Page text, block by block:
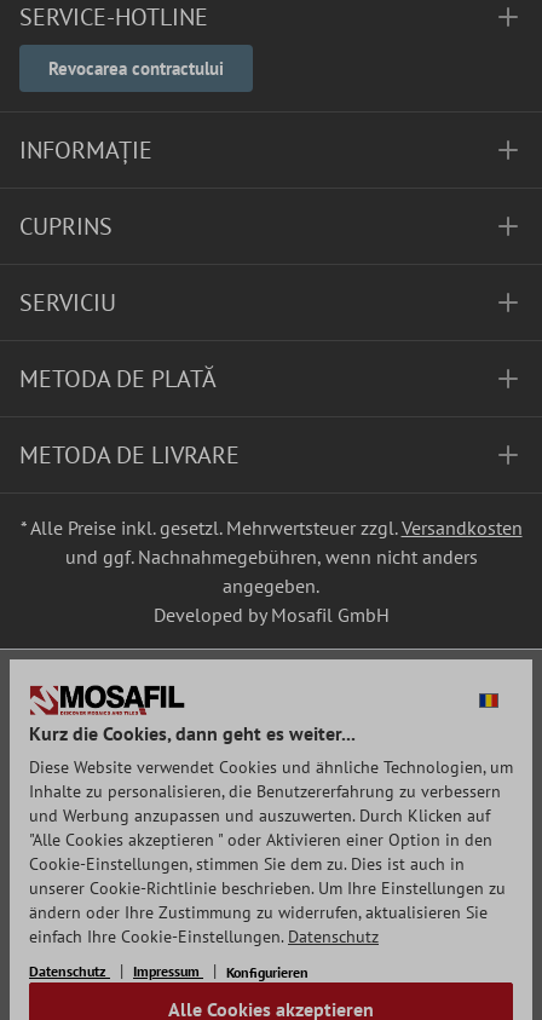
SERVICE-HOTLINE
Revocarea contractului
INFORMAȚIE
CUPRINS
SERVICIU
METODA DE PLATĂ
METODA DE LIVRARE
* Alle Preise inkl. gesetzl. Mehrwertsteuer zzgl.Versandkosten
und ggf. Nachnahmegebühren, wenn nicht anders
angegeben.
Developed by Mosafil GmbH
Kurz die Cookies, dann geht es weiter...
Diese Website verwendet Cookies und ähnliche Technologien, um
Inhalte zu personalisieren, die Benutzererfahrung zu verbessern
und Werbung anzupassen und auszuwerten. Durch Klicken auf
"Alle Cookies akzeptieren " oder Aktivieren einer Option in den
Cookie-Einstellungen, stimmen Sie dem zu. Dies ist auch in
unserer Cookie-Richtlinie beschrieben. Um Ihre Einstellungen zu
ändern oder Ihre Zustimmung zu widerrufen, aktualisieren Sie
einfach Ihre Cookie-Einstellungen. Datenschutz
Datenschutz Impressum Konfigurieren
Alle Cookies akzeptieren